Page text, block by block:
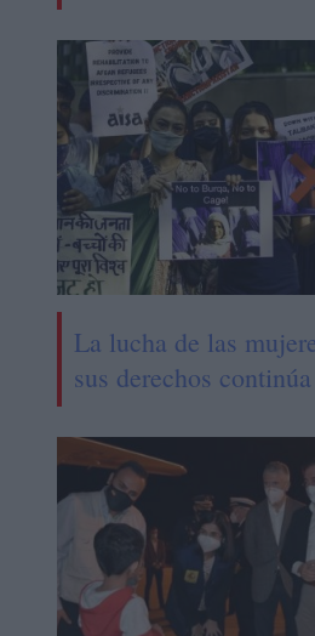
La lucha de las
sus derechos continúa